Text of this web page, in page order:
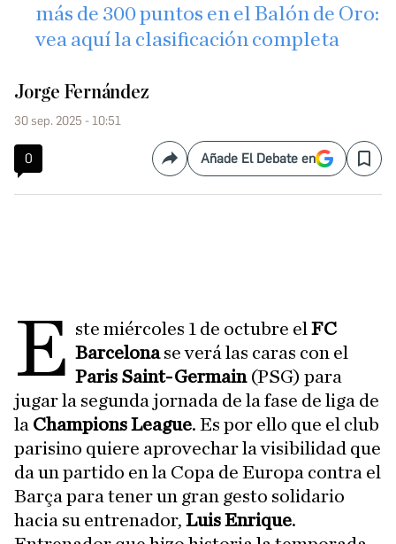
más de 300 puntos en el Balón de Oro:
vea aquí la clasificación completa
Jorge Fernández
30 sep. 2025 - 10:51
0 CompartirAñade El Debate en Save
E ste miércoles 1 de octubre elFC
Barcelonase verá las caras con el
Paris Saint-Germain(PSG) para
jugar la segunda jornada de la fase de liga de
la Champions League. Es por ello que el club
parisino quiere aprovechar la visibilidad que
da un partido en la Copa de Europa contra el
Barça para tener un gran gesto solidario
hacia su entrenador, Luis Enrique.